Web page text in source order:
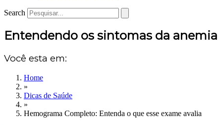
Search
Entendendo os sintomas da anemia
Você esta em:
Home
»
Dicas de Saúde
»
Hemograma Completo: Entenda o que esse exame avalia